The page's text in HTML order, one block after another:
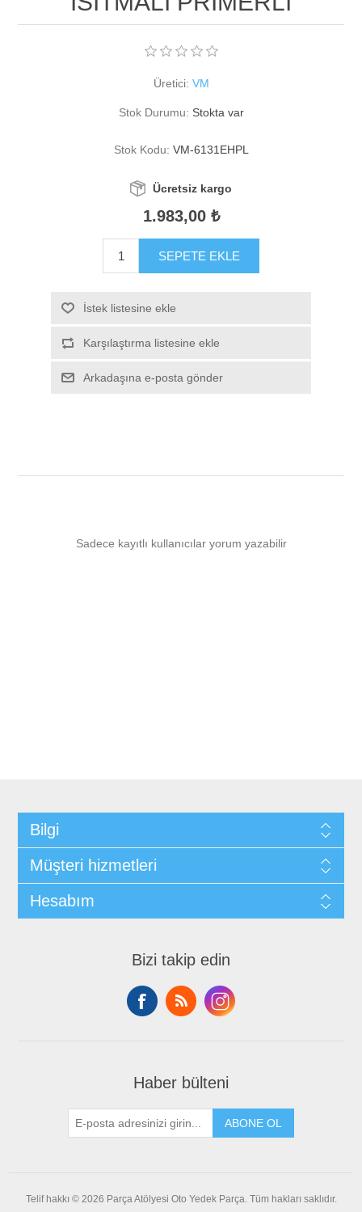
Üretici: VM
Stok Durumu: Stokta var
Stok Kodu: VM-6131EHPL
Ücretsiz kargo
1.983,00 ₺
SEPETE EKLE
İstek listesine ekle
Karşılaştırma listesine ekle
Arkadaşına e-posta gönder
Sadece kayıtlı kullanıcılar yorum yazabilir
Bilgi
Müşteri hizmetleri
Hesabım
Bizi takip edin
Haber bülteni
ABONE OL
Telif hakkı © 2026 Parça Atölyesi Oto Yedek Parça. Tüm hakları saklıdır.